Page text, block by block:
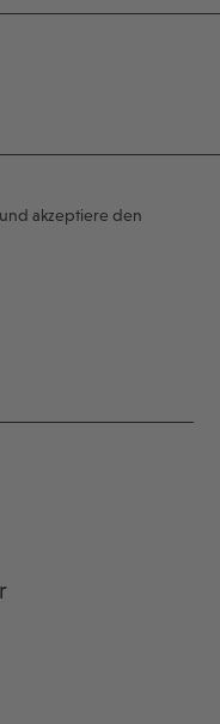
akzeptiere den